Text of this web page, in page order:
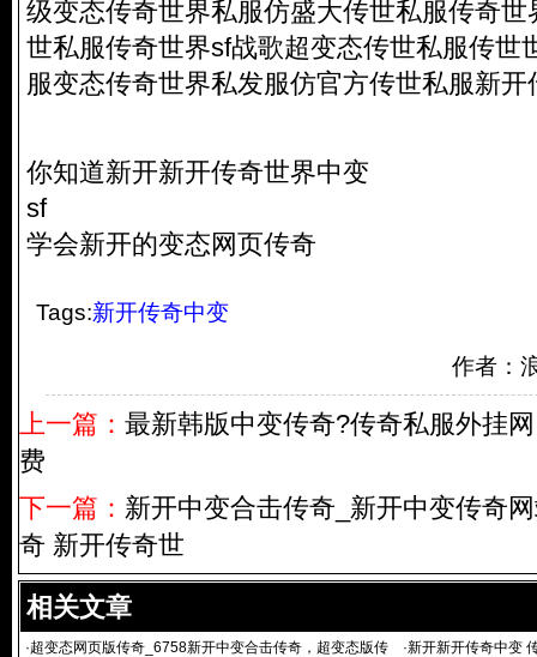
级变态传奇世界私服仿盛大传世私服传奇
世私服传奇世界sf战歌超变态传世私服传世
服变态传奇世界私发服仿官方传世私服新开
你知道新开新开传奇世界中变
sf
学会新开的变态网页传奇
Tags:新开传奇中变
作者：
上一篇： 最新韩版中变传奇?传奇私服外挂
费
下一篇： 新开中变合击传奇_新开中变传奇
奇 新开传奇世
相关文章
·超变态网页版传奇_6758新开中变合击传奇，超变态版传
·新开新开传奇中变